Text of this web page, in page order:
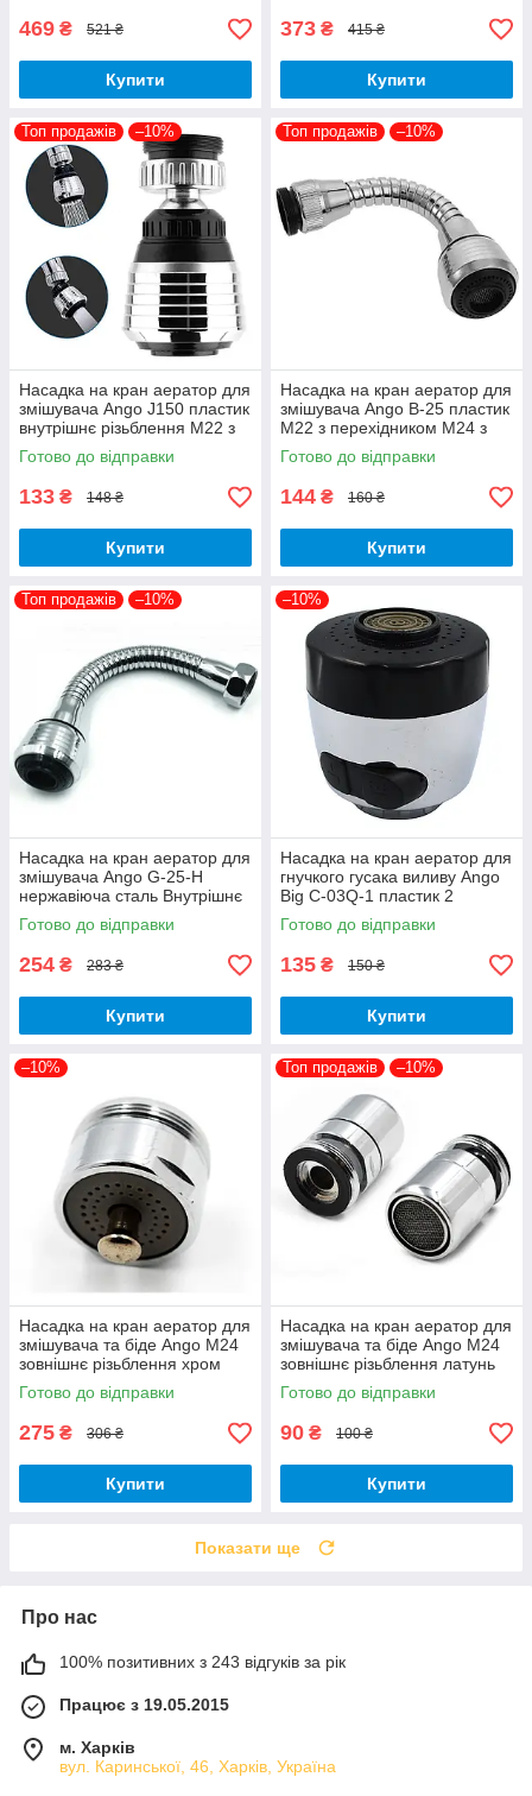
469 ₴ 521 ₴
Купити
373 ₴ 415 ₴
Купити
Топ продажів –10%
Насадка на кран аератор для
змішувача Ango J150 пластик
внутрішнє різьблення М22 з
перехідником на М24
Готово до відправки
133 ₴ 148 ₴
Купити
Топ продажів –10%
Насадка на кран аератор для
змішувача Ango В-25 пластик
М22 з перехідником М24 з
гнучким шлангом
Готово до відправки
144 ₴ 160 ₴
Купити
Топ продажів –10%
Насадка на кран аератор для
змішувача Ango G-25-H
нержавіюча сталь Внутрішнє
різьблення М22 з гнучким
шлангом
Готово до відправки
254 ₴ 283 ₴
Купити
–10%
Насадка на кран аератор для
гнучкого гусака виливу Ango
Big C-03Q-1 пластик 2
режими
Готово до відправки
135 ₴ 150 ₴
Купити
–10%
Насадка на кран аератор для
змішувача та біде Ango М24
зовнішнє різьблення хром
латунь стоп режим
Готово до відправки
275 ₴ 306 ₴
Купити
Топ продажів –10%
Насадка на кран аератор для
змішувача та біде Ango М24
зовнішнє різьблення латунь
поворотний з перехідником
М22
Готово до відправки
90 ₴ 100 ₴
Купити
Показати ще
Про нас
100% позитивних з 243 відгуків за рік
Працює з 19.05.2015
м. Харків
вул. Каринської, 46, Харків, Україна